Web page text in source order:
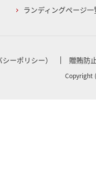
ランディングページ一
ーポリシー） 贈賄防
Copyright